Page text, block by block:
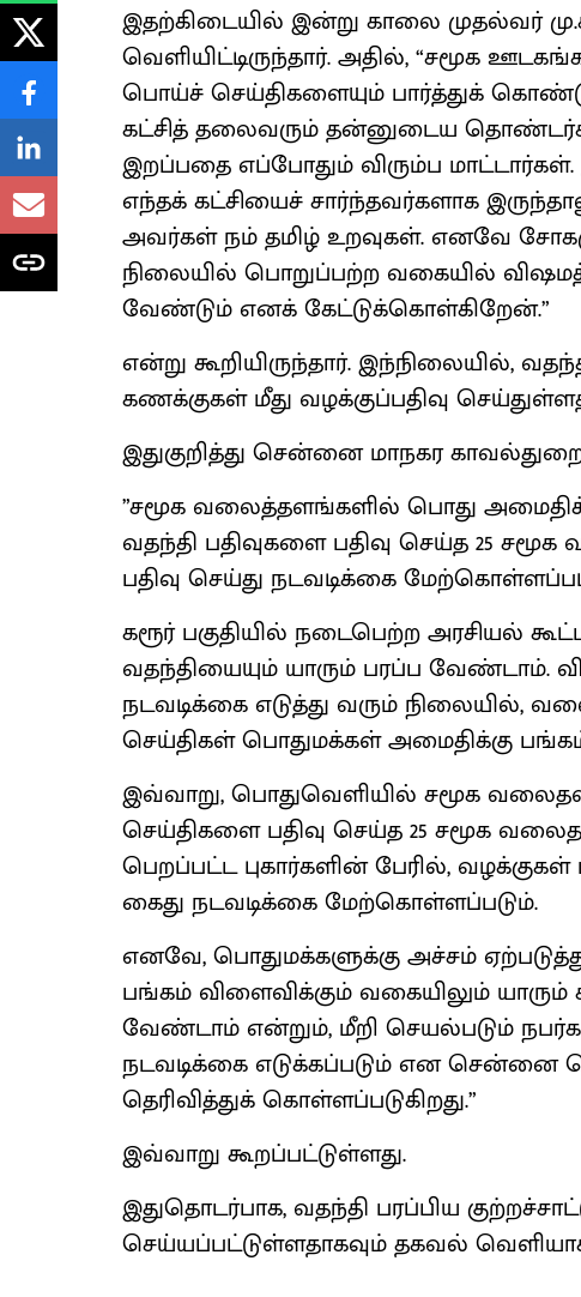
இதற்கிடையில் இன்று காலை முதல்வர்
வெளியிட்டிருந்தார். அதில், “சமூக
பொய்ச் செய்திகளையும் பார்த்துக்
கட்சித் தலைவரும் தன்னுடைய
இறப்பதை எப்போதும் விரும்ப
எந்தக் கட்சியைச் சார்ந்தவர்களாக
அவர்கள் நம் தமிழ் உறவுகள். எனவே
நிலையில் பொறுப்பற்ற வகையில்
வேண்டும் எனக் கேட்டுக்கொள்கிறேன்.”
என்று கூறியிருந்தார். இந்நிலையில்,
கணக்குகள் மீது வழக்குப்பதிவு
இதுகுறித்து சென்னை மாநகர
”சமூக வலைத்தளங்களில் பொது
வதந்தி பதிவுகளை பதிவு செய்த 25
பதிவு செய்து நடவடிக்கை
கரூர் பகுதியில் நடைபெற்ற அரசியல்
வதந்தியையும் யாரும் பரப்ப வேண்டாம்.
நடவடிக்கை எடுத்து வரும் நிலையில்,
செய்திகள் பொதுமக்கள் அமைதிக்கு
இவ்வாறு, பொதுவெளியில் சமூக
செய்திகளை பதிவு செய்த 25 சமூக
பெறப்பட்ட புகார்களின் பேரில்,
கைது நடவடிக்கை மேற்கொள்ளப்படும்.
எனவே, பொதுமக்களுக்கு அச்சம்
பங்கம் விளைவிக்கும் வகையிலும்
வேண்டாம் என்றும், மீறி செயல்படும்
நடவடிக்கை எடுக்கப்படும் என சென்னை
தெரிவித்துக் கொள்ளப்படுகிறது.”
இவ்வாறு கூறப்பட்டுள்ளது.
இதுதொடர்பாக, வதந்தி பரப்பிய
செய்யப்பட்டுள்ளதாகவும் தகவல்